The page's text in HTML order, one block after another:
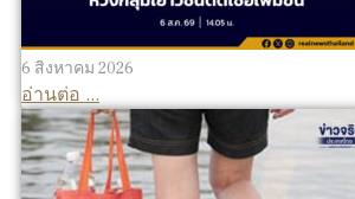
6 สิงหาคม 2026
อ่านต่อ ...